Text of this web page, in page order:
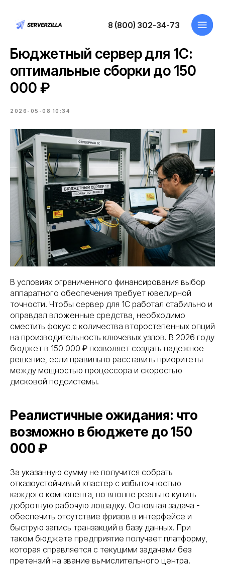
Бюджетный сервер для 1С:
оптимальные сборки до 150
000 ₽
2026-05-08 10:34
В условиях ограниченного финансирования выбор
аппаратного обеспечения требует ювелирной
точности. Чтобы сервер для 1С работал стабильно и
оправдал вложенные средства, необходимо
сместить фокус с количества второстепенных опций
на производительность ключевых узлов. В 2026 году
бюджет в 150 000 ₽ позволяет создать надежное
решение, если правильно расставить приоритеты
между мощностью процессора и скоростью
дисковой подсистемы.
Реалистичные ожидания: что
возможно в бюджете до 150
000 ₽
За указанную сумму не получится собрать
отказоустойчивый кластер с избыточностью
каждого компонента, но вполне реально купить
добротную рабочую лошадку. Основная задача -
обеспечить отсутствие фризов в интерфейсе и
быструю запись транзакций в базу данных. При
таком бюджете предприятие получает платформу,
которая справляется с текущими задачами без
претензий на звание вычислительного центра.